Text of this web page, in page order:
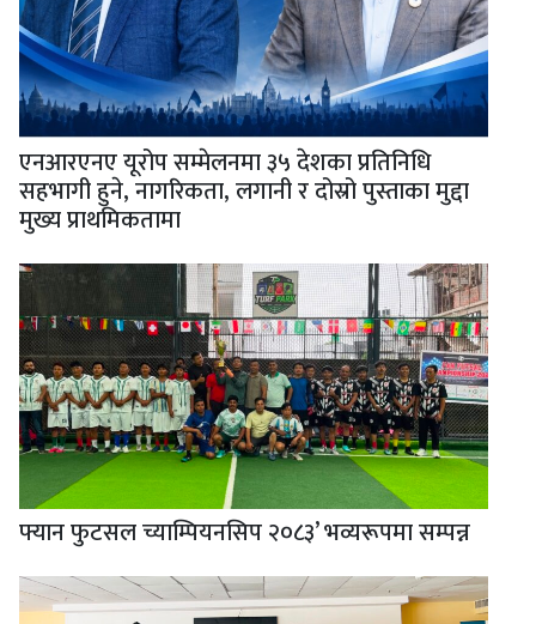
एनआरएनए यूरोप सम्मेलनमा ३५ देशका प्रतिनिधि
सहभागी हुने, नागरिकता, लगानी र दोस्रो पुस्ताका मुद्दा
मुख्य प्राथमिकतामा
फ्यान फुटसल च्याम्पियनसिप २०८३’ भव्यरूपमा सम्पन्न